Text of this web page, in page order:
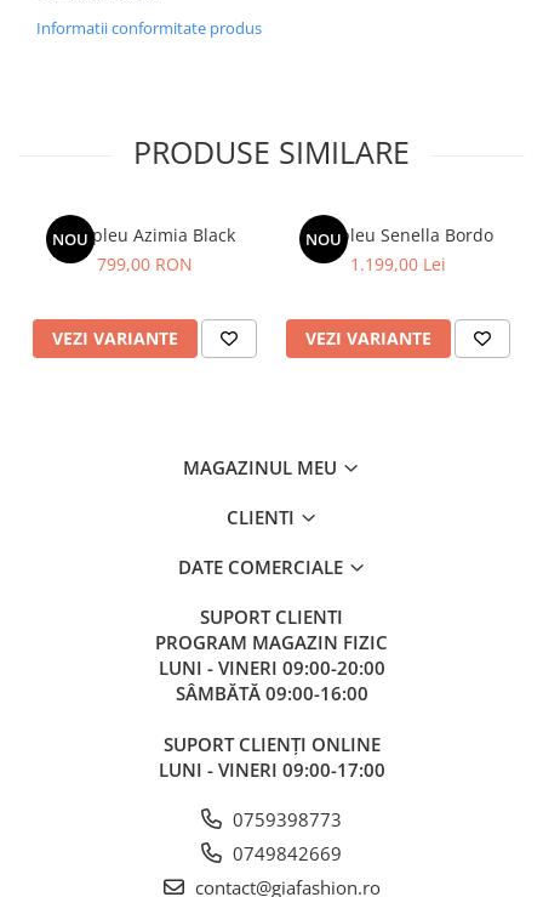
Informatii conformitate produs
PRODUSE SIMILARE
NOU
Compleu Azimia Black
799,00 RON
VEZI VARIANTE
NOU
Compleu Senella Bordo
1.199,00 Lei
VEZI VARIANTE
MAGAZINUL MEU
CLIENTI
DATE COMERCIALE
SUPORT CLIENTI
PROGRAM MAGAZIN FIZIC
LUNI - VINERI 09:00-20:00
SÂMBĂTĂ 09:00-16:00
SUPORT CLIENȚI ONLINE
LUNI - VINERI 09:00-17:00
0759398773
0749842669
contact@giafashion.ro